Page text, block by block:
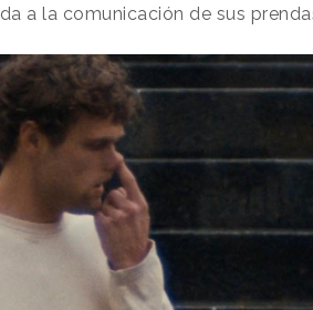
a la comunicación de sus